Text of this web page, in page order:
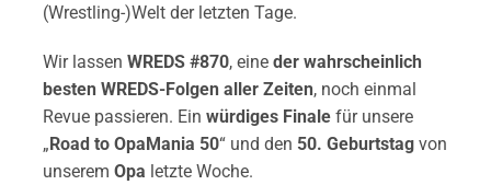
(Wrestling-)Welt der letzten Tage.
Wir lassen WREDS #870, eine der wahrscheinlich
besten WREDS-Folgen aller Zeiten, noch einmal
Revue passieren. Ein würdiges Finalefür unsere
„Road to OpaMania 50“ und den 50. Geburtstagvon
unserem Opa letzte Woche.